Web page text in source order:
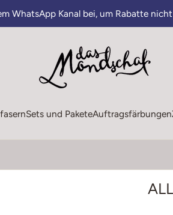
WhatsApp Kanal bei, um Rabatte
Sets und PaketeAuftragsfärbungen